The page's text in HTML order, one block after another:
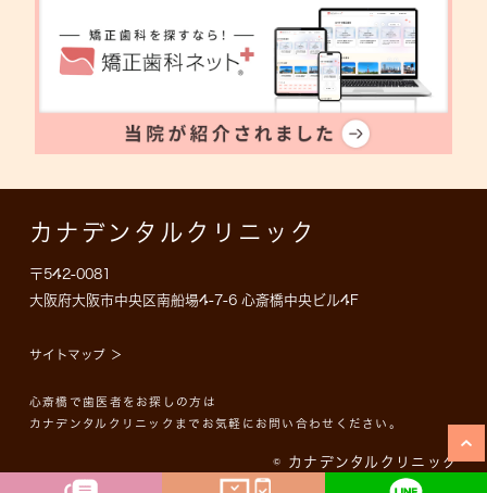
カナデンタルクリニック
〒542-0081
大阪府大阪市中央区南船場4-7-6 心斎橋中央ビル4F
サイトマップ ＞
心斎橋で歯医者をお探しの方は
カナデンタルクリニックまでお気軽にお問い合わせください。
© カナデンタルクリニック